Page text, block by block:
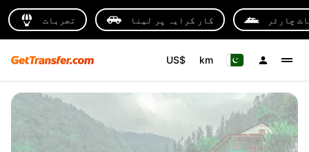
تجربات کار کرایہ پر لینا چارٹر
US$ km